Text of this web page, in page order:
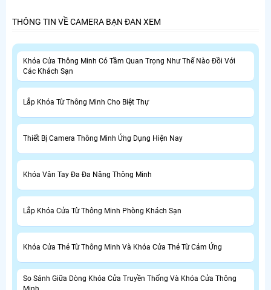
THÔNG TIN VỀ CAMERA BẠN ĐAN XEM
Khóa Cửa Thông Minh Có Tầm Quan Trọng Như Thế Nào Đồi Với
Các Khách Sạn
Lắp Khóa Từ Thông Minh Cho Biệt Thự
Thiết Bị Camera Thông Minh Ứng Dụng Hiện Nay
Khóa Vân Tay Đa Đa Năng Thông Minh
Lắp Khóa Cửa Từ Thông Minh Phòng Khách Sạn
Khóa Cửa Thẻ Từ Thông Minh Và Khóa Cửa Thẻ Từ Cảm Ứng
So Sánh Giữa Dòng Khóa Cửa Truyền Thống Và Khóa Cửa Thông